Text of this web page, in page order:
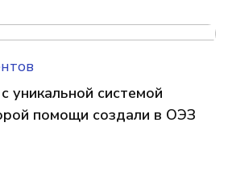
уникальной системой
помощи создали в ОЭЗ